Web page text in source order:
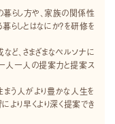
暮らし方や、家族の関係性
らしとはなにか？を研修を
、さまざまなペルソナに
人一人の提案力と提案ス
う人がより豊かな人生を
り早くより深く提案でき